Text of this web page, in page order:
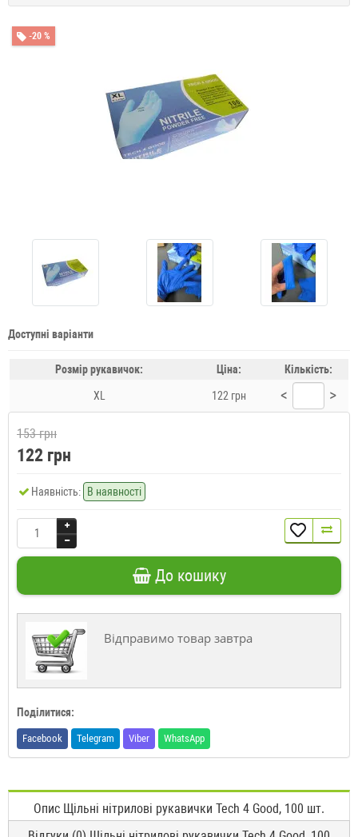
-20 %
Доступні варіанти
Розмір рукавичок: Ціна: Кількість:
XL 122 грн < >
153 грн
122 грн
Наявність: В наявності
До кошику
Відправимо товар завтра
Поділитися:
Facebook Telegram Viber WhatsApp
Опис Щільні нітрилові рукавички Tech 4 Good, 100 шт.